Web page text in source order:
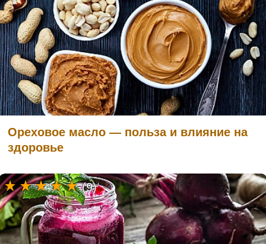
Ореховое масло — польза и влияние на
здоровье
(9)